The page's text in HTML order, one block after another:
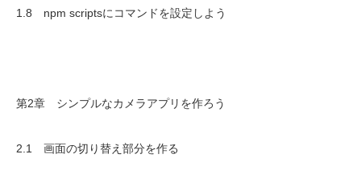
1.8 npm scriptsにコマンドを設定しよう
第2章 シンプルなカメラアプリを作ろう
2.1 画面の切り替え部分を作る